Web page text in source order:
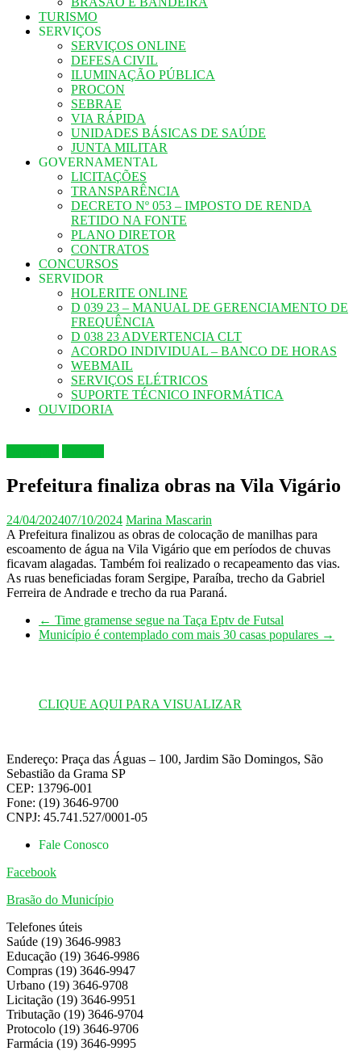
TURISMO
SERVIÇOS
SERVIÇOS ONLINE
DEFESA CIVIL
ILUMINAÇÃO PÚBLICA
PROCON
SEBRAE
VIA RÁPIDA
UNIDADES BÁSICAS DE SAÚDE
JUNTA MILITAR
GOVERNAMENTAL
LICITAÇÕES
TRANSPARÊNCIA
DECRETO Nº 053 – IMPOSTO DE RENDA
RETIDO NA FONTE
PLANO DIRETOR
CONTRATOS
CONCURSOS
SERVIDOR
HOLERITE ONLINE
D 039 23 – MANUAL DE GERENCIAMENTO DE
FREQUÊNCIA
D 038 23 ADVERTENCIA CLT
ACORDO INDIVIDUAL – BANCO DE HORAS
WEBMAIL
SERVIÇOS ELÉTRICOS
SUPORTE TÉCNICO INFORMÁTICA
OUVIDORIA
Prefeitura finaliza obras na Vila Vigário
24/04/202407/10/2024 Marina Mascarin
A Prefeitura finalizou as obras de colocação de manilhas para
escoamento de água na Vila Vigário que em períodos de chuvas
ficavam alagadas. Também foi realizado o recapeamento das vias.
As ruas beneficiadas foram Sergipe, Paraíba, trecho da Gabriel
Ferreira de Andrade e trecho da rua Paraná.
← Time gramense segue na Taça Eptv de Futsal
Município é contemplado com mais 30 casas populares →
CLIQUE AQUI PARA VISUALIZAR
Endereço: Praça das Águas – 100, Jardim São Domingos, São
Sebastião da Grama SP
CEP: 13796-001
Fone: (19) 3646-9700
CNPJ: 45.741.527/0001-05
Fale Conosco
Facebook
Brasão do Município
Telefones úteis
Saúde (19) 3646-9983
Educação (19) 3646-9986
Compras (19) 3646-9947
Urbano (19) 3646-9708
Licitação (19) 3646-9951
Tributação (19) 3646-9704
Protocolo (19) 3646-9706
Farmácia (19) 3646-9995